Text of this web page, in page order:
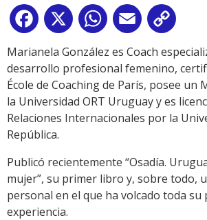
Facebook
X WhatsApp
Email
Link
Marianela González es Coach
desarrollo profesional femenino,
École de Coaching de París, posee un
la Universidad ORT Uruguay y es
Relaciones Internacionales por la
República.
Publicó recientemente “Osadía.
mujer”, su primer libro y, sobre todo,
personal en el que ha volcado toda su
experiencia.